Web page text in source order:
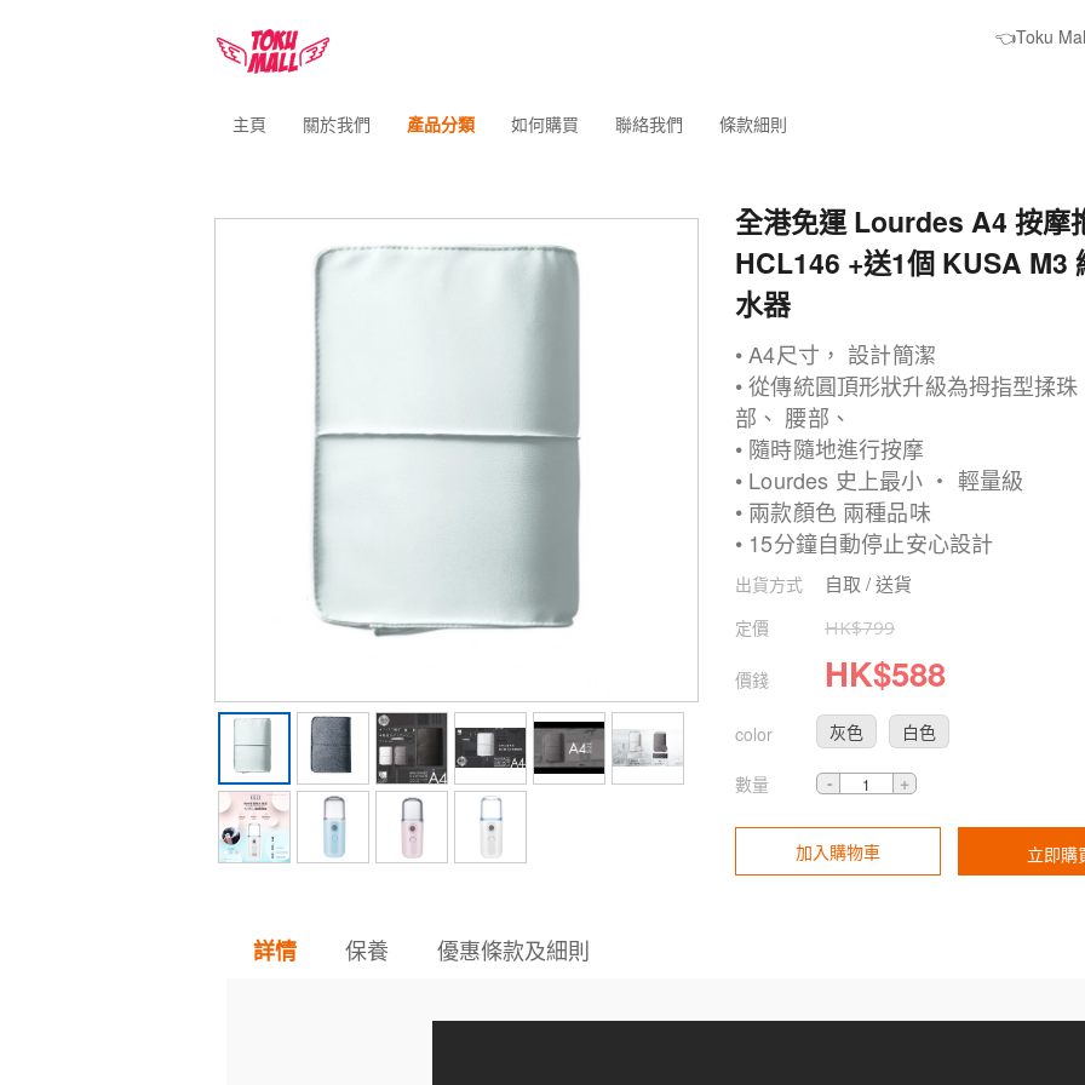
👈Toku
主頁 關於我們 產品分類 如何購買 聯絡我們 條款細則
全港免運 Lourdes A4 按摩
HCL146 +送1個 KUSA M3
水器
• A4尺寸， 設計簡潔
• 從傳統圓頂形狀升級為拇指型揉
部、 腰部、
• 隨時隨地進行按摩
• Lourdes 史上最小 ‧ 輕量級
• 兩款顏色 兩種品味
• 15分鐘自動停止安心設計
出貨方式 自取 / 送貨
定價 HK$799
價錢 HK$588
color 灰色 白色
數量
加入購物車 立即購
詳情 保養 優惠條款及細則